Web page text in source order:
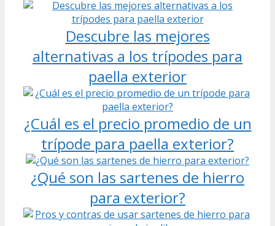
Descubre las mejores
alternativas a los trípodes para
paella exterior
¿Cuál es el precio promedio de un
trípode para paella exterior?
¿Qué son las sartenes de hierro
para exterior?